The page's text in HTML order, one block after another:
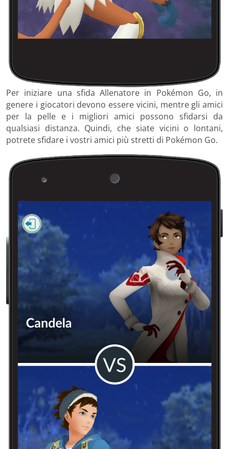
Per iniziare una sfida Allenatore in Pokémon Go, in
genere i giocatori devono essere vicini, mentre gli amici
per la pelle e i migliori amici possono sfidarsi da
qualsiasi distanza. Quindi, che siate vicini o lontani,
potrete sfidare i vostri amici più stretti di Pokémon Go.